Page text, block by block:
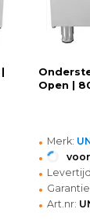
Open |
• Merk:
•
•
•
• Art.nr: